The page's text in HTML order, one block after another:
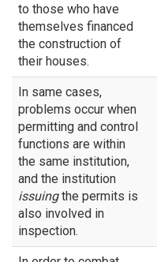
to those who have
themselves financed
the construction of
their houses.
In same cases,
problems occur when
permitting and control
functions are within
the same institution,
and the institution
issuingthe permits is
also involved in
inspection.